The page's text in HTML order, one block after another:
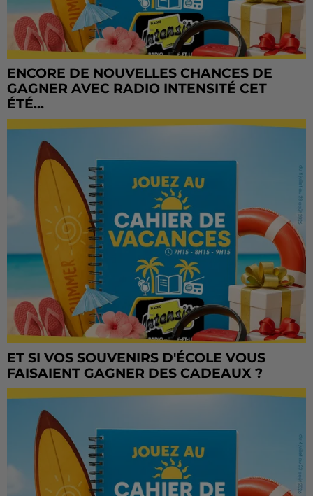
ENCORE DE NOUVELLES CHANCES DE
GAGNER AVEC RADIO INTENSITÉ CET
ÉTÉ...
ET SI VOS SOUVENIRS D'ÉCOLE VOUS
FAISAIENT GAGNER DES CADEAUX ?